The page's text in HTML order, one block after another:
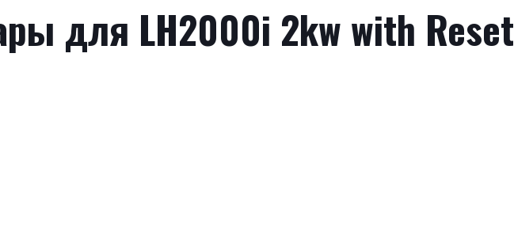
для LH2000i 2kw with Reset